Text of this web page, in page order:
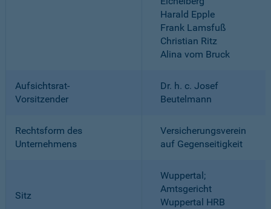
Harald Epple
Frank Lamsfuß
Christian Ritz
Alina vom Bruck
Aufsichtsrat-
Vorsitzender
Dr. h. c. Josef
Beutelmann
Rechtsform des
Unternehmens
Versicherungsverein
auf Gegenseitigkeit
Sitz
Wuppertal;
Amtsgericht
Wuppertal HRB